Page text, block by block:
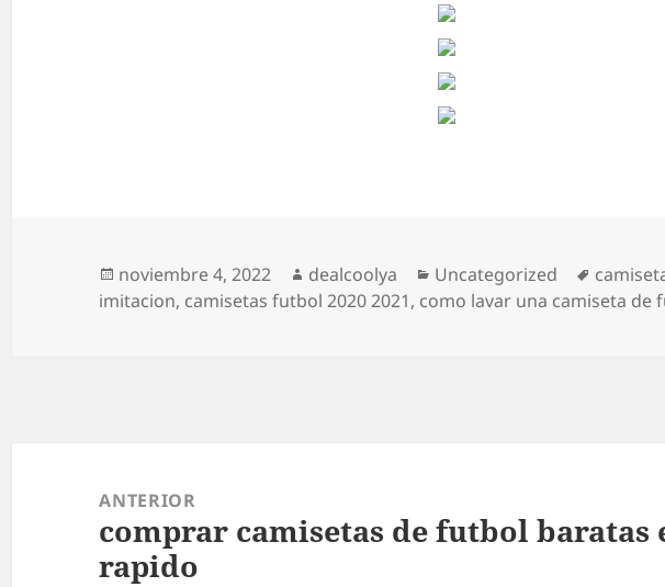
Publicado
el
noviembre 4, 2022 Autor
dealcoolya Categorías
Uncategorized
imitacion, camisetas futbol 2020 2021, como lavar una camiseta de
entradas
ANTERIOR
Entrada
anterior:
comprar camisetas de futbol baratas
rapido